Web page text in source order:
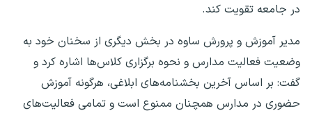
در جامعه تقویت کند.
مدیر آموزش و پرورش ساوه در بخش دیگری از سخنان خود به
وضعیت فعالیت مدارس و نحوه برگزاری کلاس‌ها اشاره کرد و
گفت: بر اساس آخرین بخشنامه‌های ابلاغی، هرگونه آموزش
حضوری در مدارس همچنان ممنوع است و تمامی فعالیت‌های